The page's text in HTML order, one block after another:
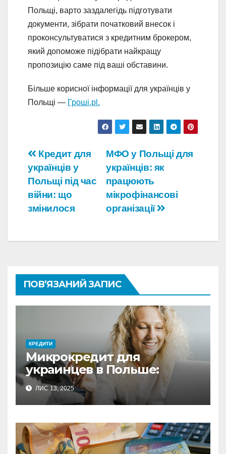
Польщі, варто заздалегідь підготувати
документи, зібрати початковий внесок і
проконсультуватися з кредитним брокером,
який допоможе підібрати найкращу
пропозицію саме під ваші обставини.
Більше корисної інформації для українців у
Польщі — Гроші.pl.
Навігація
записів
МФО у Польщі для
українців: як
працюють
мікрофінансові
організації
Кредит для
українців у
Польщі під час
війни: що
змінилося
ПОВ’ЯЗАНИЙ ЗАПИС
КРЕДИТИ
Микрокредит для
украинцев в Польше:
полное руководство по
выбору оптимального
решения
ЛИС 13, 2025